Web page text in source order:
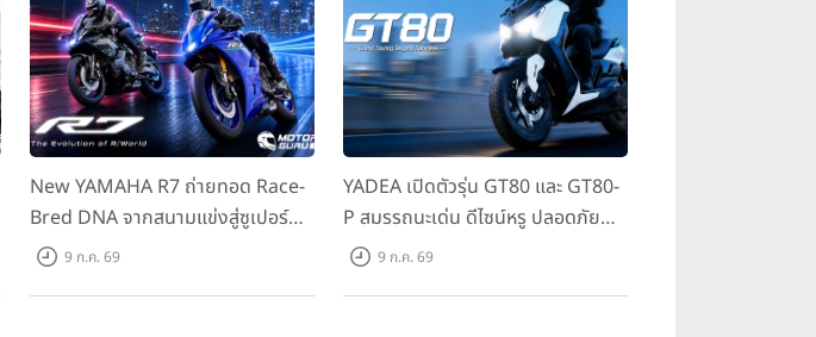
New YAMAHA R7 ถ่ายทอด Race-
Bred DNA จากสนามแข่งสู่ซูเปอร์
สปอร์ตคลาสกลางที่เข้าถึงได้จริง ใน
9 ก.ค. 69
YADEA เปิดตัวรุ่น GT80 และ GT80-
P สมรรถนะเด่น ดีไซน์หรู ปลอดภัย
ราคาเข้าถึงง่าย จดทะเบียนได้ มี 3 สี
9 ก.ค. 69